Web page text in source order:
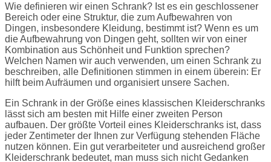
Wie definieren wir einen Schrank? Ist es ein geschlossener
Bereich oder eine Struktur, die zum Aufbewahren von
Dingen, insbesondere Kleidung, bestimmt ist? Wenn es um
die Aufbewahrung von Dingen geht, sollten wir von einer
Kombination aus Schönheit und Funktion sprechen?
Welchen Namen wir auch verwenden, um einen Schrank zu
beschreiben, alle Definitionen stimmen in einem überein: Er
hilft beim Aufräumen und organisiert unsere Sachen.
Ein Schrank in der Größe eines klassischen Kleiderschranks
lässt sich am besten mit Hilfe einer zweiten Person
aufbauen. Der größte Vorteil eines Kleiderschranks ist, dass
jeder Zentimeter der Ihnen zur Verfügung stehenden Fläche
nutzen können. Ein gut verarbeiteter und ausreichend großer
Kleiderschrank bedeutet, man muss sich nicht Gedanken